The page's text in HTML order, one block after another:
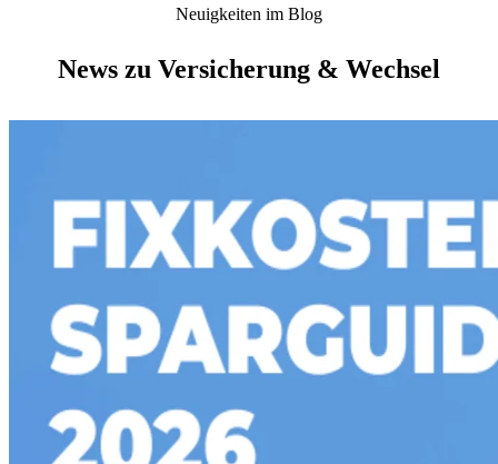
Neuigkeiten im Blog
News zu Versicherung & Wechsel